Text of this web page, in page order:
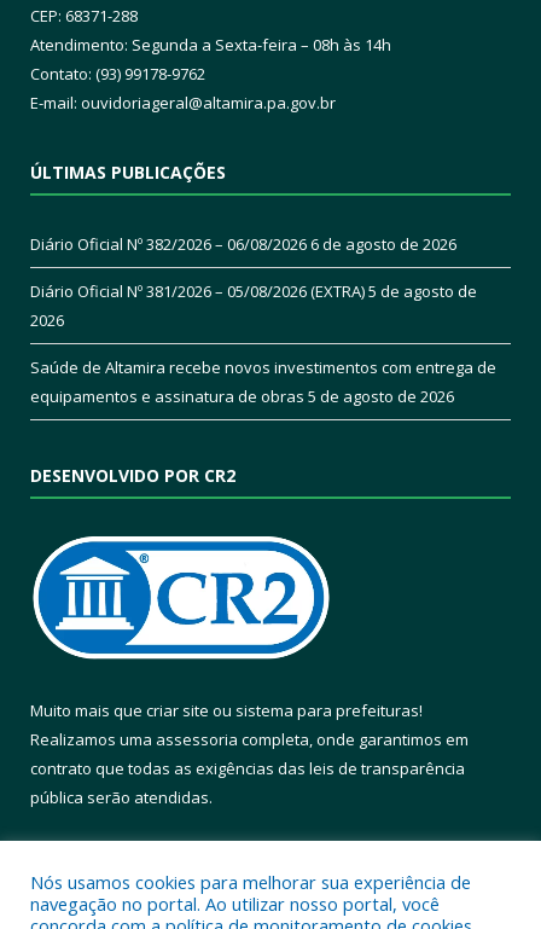
CEP: 68371-288
Atendimento: Segunda a Sexta-feira – 08h às 14h
Contato: (93) 99178-9762
E-mail: ouvidoriageral@altamira.pa.gov.br
ÚLTIMAS PUBLICAÇÕES
Diário Oficial Nº 382/2026 – 06/08/20266 de agosto de 2026
Diário Oficial Nº 381/2026 – 05/08/2026 (EXTRA)5 de agosto de
2026
Saúde de Altamira recebe novos investimentos com entrega de
equipamentos e assinatura de obras 5 de agosto de 2026
DESENVOLVIDO POR CR2
Muito mais que criar site ou sistema para prefeituras!
Realizamos uma assessoria completa, onde garantimos em
contrato que todas as exigências das leis de transparência
pública serão atendidas.
Nós usamos cookies para melhorar sua experiência de
navegação no portal. Ao utilizar nosso portal, você